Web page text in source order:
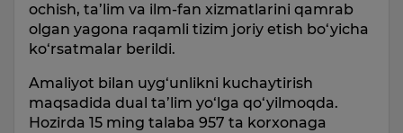
ochish, ta’lim va ilm-fan xizmatlarini qamrab
olgan yagona raqamli tizim joriy etish bo‘yicha
ko‘rsatmalar berildi.
Amaliyot bilan uyg‘unlikni kuchaytirish
maqsadida dual ta’lim yo‘lga qo‘yilmoqda.
Hozirda 15 ming talaba 957 ta korxonaga